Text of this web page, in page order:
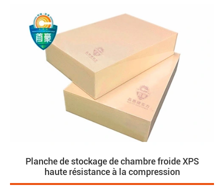
Planche de stockage de chambre froide XPS
haute résistance à la compression